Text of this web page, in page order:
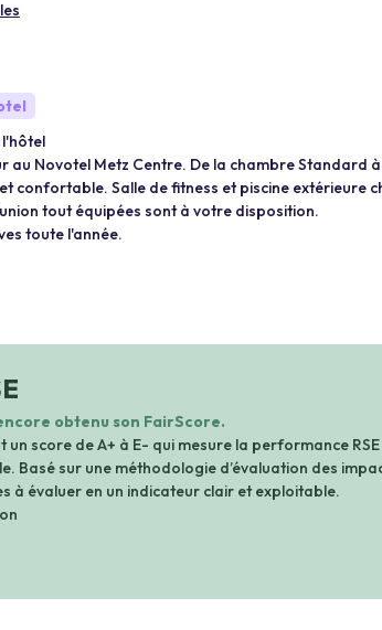
l'hôtel
au Novotel Metz Centre. De la chambre Standard
confortable. Salle de fitness et piscine extérieure
tout équipées sont à votre disposition.
toute l'année.
obtenu son FairScore.
un score de A+ à E- qui mesure la performance
Basé sur une méthodologie d’évaluation des
à évaluer en un indicateur clair et exploitable.